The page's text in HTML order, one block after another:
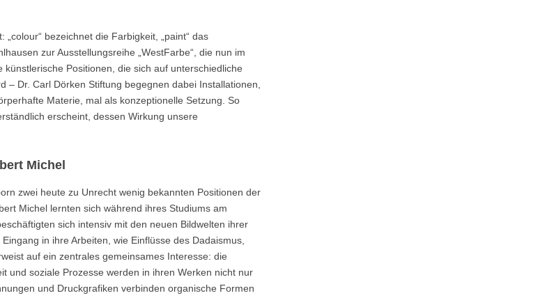
bezeichnet die Farbigkeit, „paint“ das
zur Ausstellungsreihe „WestFarbe“, die nun im
Positionen, die sich auf unterschiedliche
– Dr. Carl Dörken Stiftung begegnen dabei Installationen,
Materie, mal als konzeptionelle Setzung. So
erscheint, dessen Wirkung unsere
Michel
zwei heute zu Unrecht wenig bekannten Positionen der
Michel lernten sich während ihres Studiums am
sich intensiv mit den neuen Bildwelten ihrer
in ihre Arbeiten, wie Einflüsse des Dadaismus,
auf ein zentrales gemeinsames Interesse: die
und soziale Prozesse werden in ihren Werken nicht nur
und Druckgrafiken verbinden organische Formen